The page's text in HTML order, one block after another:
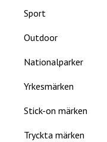
Sport
Outdoor
Nationalparker
Yrkesmärken
Stick-on märken
Tryckta märken